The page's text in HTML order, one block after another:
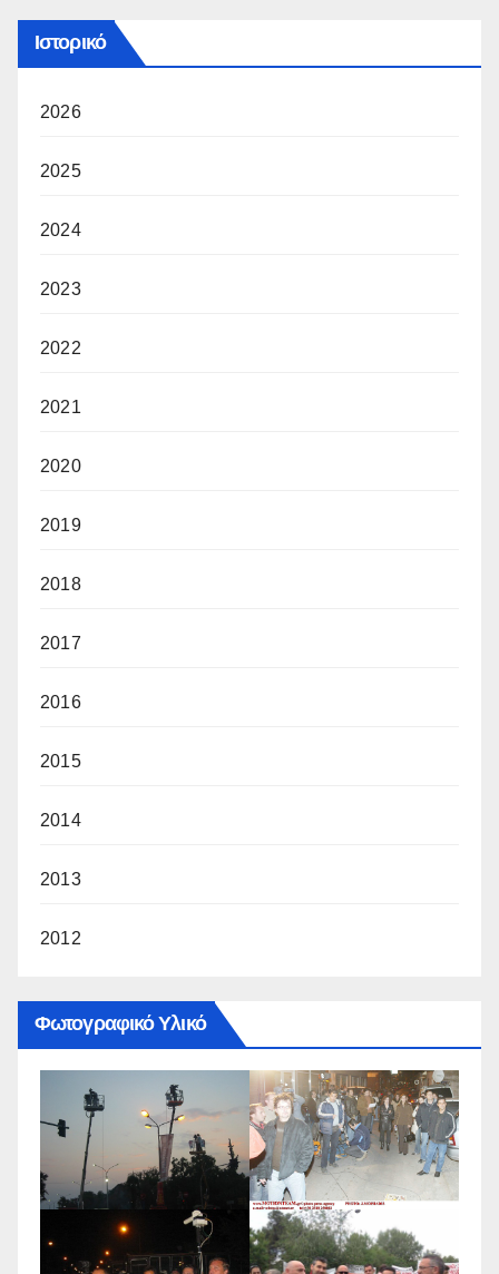
Ιστορικό
2026
2025
2024
2023
2022
2021
2020
2019
2018
2017
2016
2015
2014
2013
2012
Φωτογραφικό Υλικό